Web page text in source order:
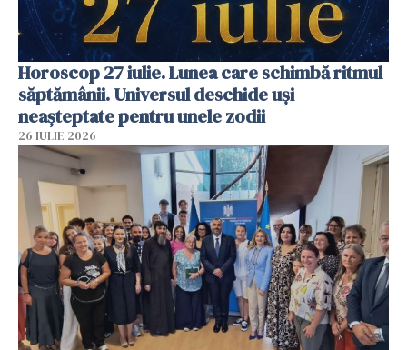
Horoscop 27 iulie. Lunea care schimbă ritmul
săptămânii. Universul deschide uși
neașteptate pentru unele zodii
26 IULIE 2026